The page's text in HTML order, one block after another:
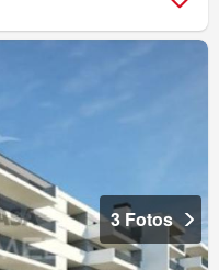
3 Fotos